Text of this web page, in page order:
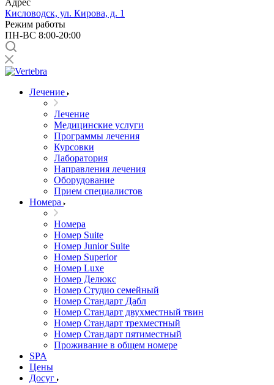
Адрес
Кисловодск, ул. Кирова, д. 1
Режим работы
ПН-ВС 8:00-20:00
Лечение
Лечение
Медицинские услуги
Программы лечения
Курсовки
Лаборатория
Направления лечения
Оборудование
Прием специалистов
Номера
Номера
Номер Suite
Номер Junior Suite
Номер Superior
Номер Luxe
Номер Делюкс
Номер Студио семейный
Номер Стандарт Дабл
Номер Стандарт двухместный твин
Номер Стандарт трехместный
Номер Стандарт пятиместный
Проживание в общем номере
SPA
Цены
Досуг